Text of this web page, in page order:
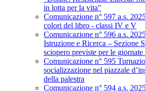
in lotta per la vita"
Comunicazione n° 597 a.s.
colori del libro - classi IV e V
Comunicazione n° 596 a.s.
Istruzione e Ricerca – Sezione
sciopero previste per le
Comunicazione n° 595
socializzazione nel piazzale
della palestra
Comunicazione n° 594 a.s.